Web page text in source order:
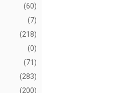
(60)
(7)
(218)
(0)
(71)
(283)
(200)